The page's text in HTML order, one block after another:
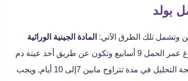
بولد
وتشمل تلك الطرق الآتي: المادة الجينية الوراثية
يتم معرفة جنس الجنين من خلال استخدام هذه الطريقة عند بلوغ عمر الحمل 9 أسابيع وتكون عن طريق أخذ عينة دم
من المرأة الحامل وإرسالها للمختبر المتخصص بذلك التحليل وتظهر نتيجة التحليل في مدة تتراوح مابين 7إلى 10 أيام, ويجب